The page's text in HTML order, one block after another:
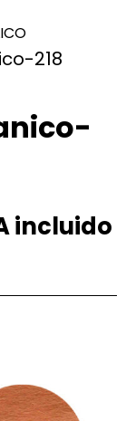
218
incluido